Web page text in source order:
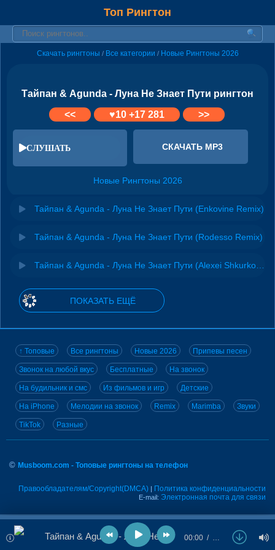
Топ Рингтон
Скачать рингтоны / Все категории / Новые Рингтоны 2026
Тайпан & Agunda - Луна Не Знает Пути рингтон
<<
♥10 +17 281 >>
СЛУШАТЬ СКАЧАТЬ MP3
Новые Рингтоны 2026
Тайпан & Agunda - Луна Не Знает Пути (Enkovine Remix)
Тайпан & Agunda - Луна Не Знает Пути (Rodesso Remix)
ПОКАЗАТЬ ЕЩЁ
↑ Топовые Все рингтоны Новые 2026 Припевы песен
Звонок на любой вкус Бесплатные На звонок
На будильник и смс Из фильмов и игр Детские
На iPhone Мелодии на звонок Remix Marimba Звуки
TikTok Разные
© Musboom.com - Топовые рингтоны на телефон
Правообладателям/Copyright(DMCA) | Политика конфиденциальности
E-mail: Электронная почта для связи
Тайпан & Agunda - Луна Не Знает Пути 00:00 …